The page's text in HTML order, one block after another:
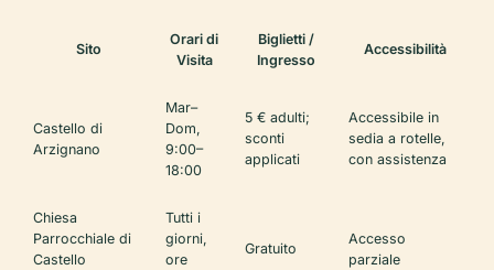
Sito
Orari di
Visita
Biglietti /
Ingresso
Accessibilità
Castello di
Arzignano
Mar–
Dom,
9:00–
18:00
5 € adulti;
sconti
applicati
Accessibile in
sedia a rotelle,
con assistenza
Chiesa
Parrocchiale di
Castello
Tutti i
giorni,
ore
Gratuito
Accesso
parziale